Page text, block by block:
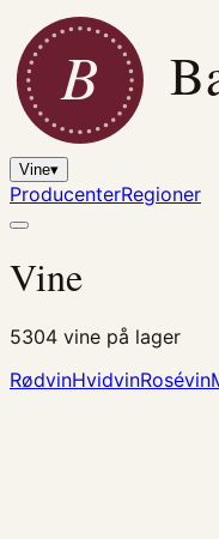
B
Vine▾
ProducenterRegioner
Vine
5304 vine på lager
RødvinHvidvinRosévin